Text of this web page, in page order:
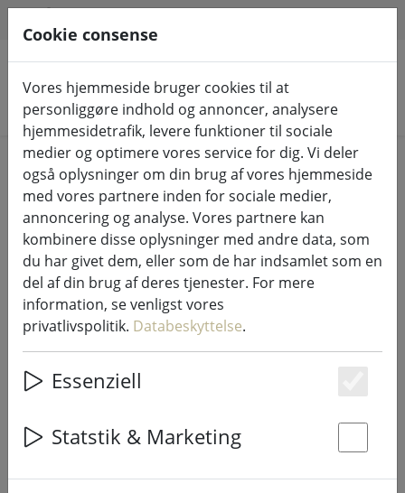
Søg efter produkter
Home LED-lys indendørs og udendørs
SmartFlame genopladeligt
fyrfadslys enkelt fjernstyret
elfenben
Cookie consense
Vores hjemmeside bruger cookies til at
personliggøre indhold og annoncer, analysere
hjemmesidetrafik, levere funktioner til sociale
medier og optimere vores service for dig. Vi deler
også oplysninger om din brug af vores hjemmeside
med vores partnere inden for sociale medier,
annoncering og analyse. Vores partnere kan
kombinere disse oplysninger med andre data, som
du har givet dem, eller som de har indsamlet som en
del af din brug af deres tjenester. For mere
information, se venligst vores
privatlivspolitik. Databeskyttelse.
Essenziell
Statstik & Marketing